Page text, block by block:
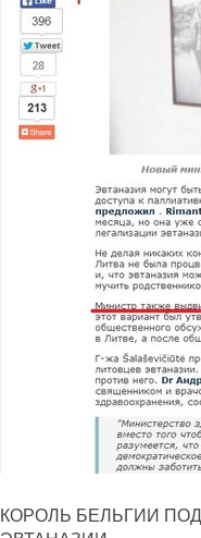
КОРОЛЬ БЕЛЬГИИ